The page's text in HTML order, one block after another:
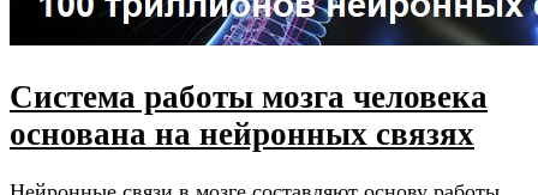
Система работы мозга человека
основана на нейронных связях